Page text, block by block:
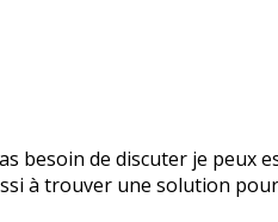
besoin de discuter je peux
à trouver une solution